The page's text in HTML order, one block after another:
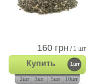
160 грн / 1 шт
Купить 1шт
2шт 3шт 5шт 10шт